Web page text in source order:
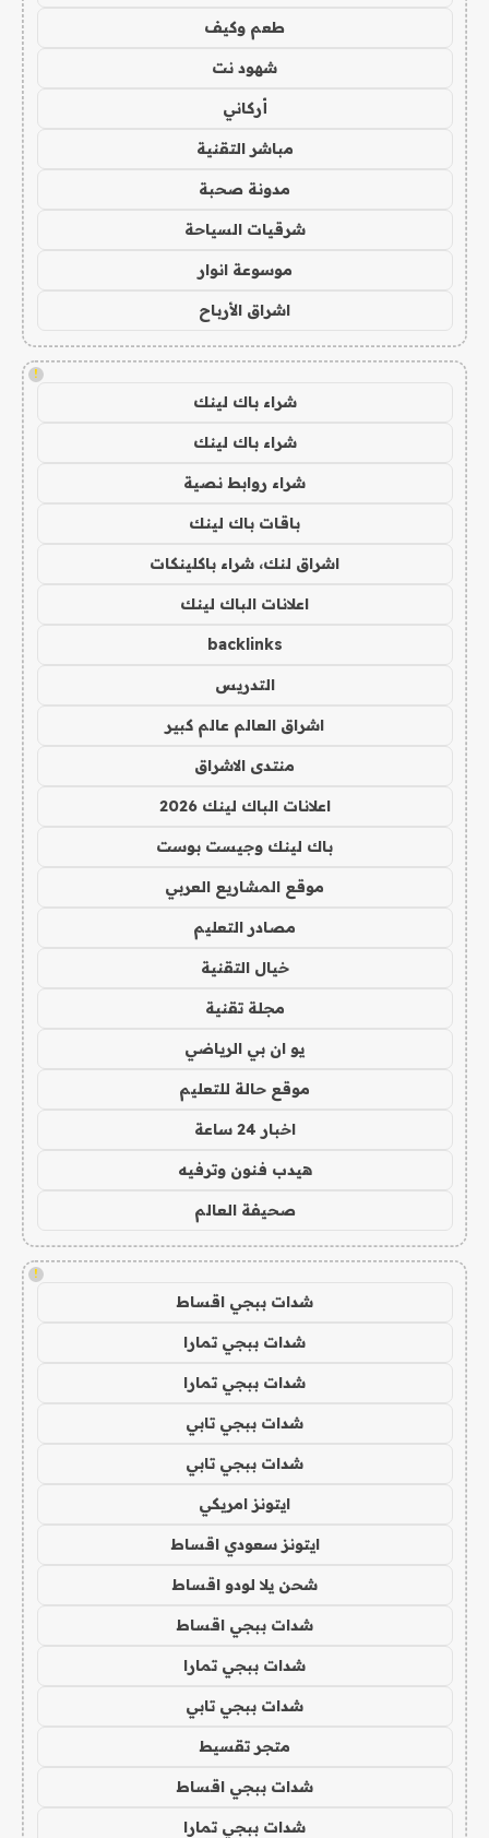
طعم وكيف
شهود نت
أركاني
مباشر التقنية
مدونة صحبة
شرقيات السياحة
موسوعة انوار
اشراق الأرباح
!
شراء باك لينك
شراء باك لينك
شراء روابط نصية
باقات باك لينك
اشراق لنك، شراء باكلينكات
اعلانات الباك لينك
backlinks
التدريس
اشراق العالم عالم كبير
منتدى الاشراق
اعلانات الباك لينك 2026
باك لينك وجيست بوست
موقع المشاريع العربي
مصادر التعليم
خيال التقنية
مجلة تقنية
يو ان بي الرياضي
موقع حالة للتعليم
اخبار 24 ساعة
هيدب فنون وترفيه
صحيفة العالم
!
شدات ببجي اقساط
شدات ببجي تمارا
شدات ببجي تمارا
شدات ببجي تابي
شدات ببجي تابي
ايتونز امريكي
ايتونز سعودي اقساط
شحن يلا لودو اقساط
شدات ببجي اقساط
شدات ببجي تمارا
شدات ببجي تابي
متجر تقسيط
شدات ببجي اقساط
شدات ببجي تمارا